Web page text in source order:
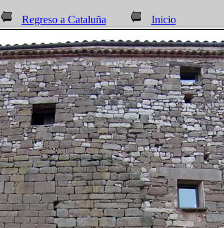
Regreso a Cataluña Inicio